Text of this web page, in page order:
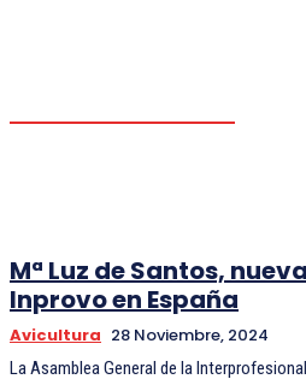
Mª Luz de Santos,
Inprovo en España
Avicultura 28 Noviembre, 2024
La Asamblea General de la